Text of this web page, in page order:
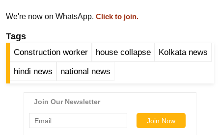
ख्सि
त
यं
ग
We're now on WhatsApp. Click to join.
Tags
Construction worker house collapse Kolkata news
hindi news national news